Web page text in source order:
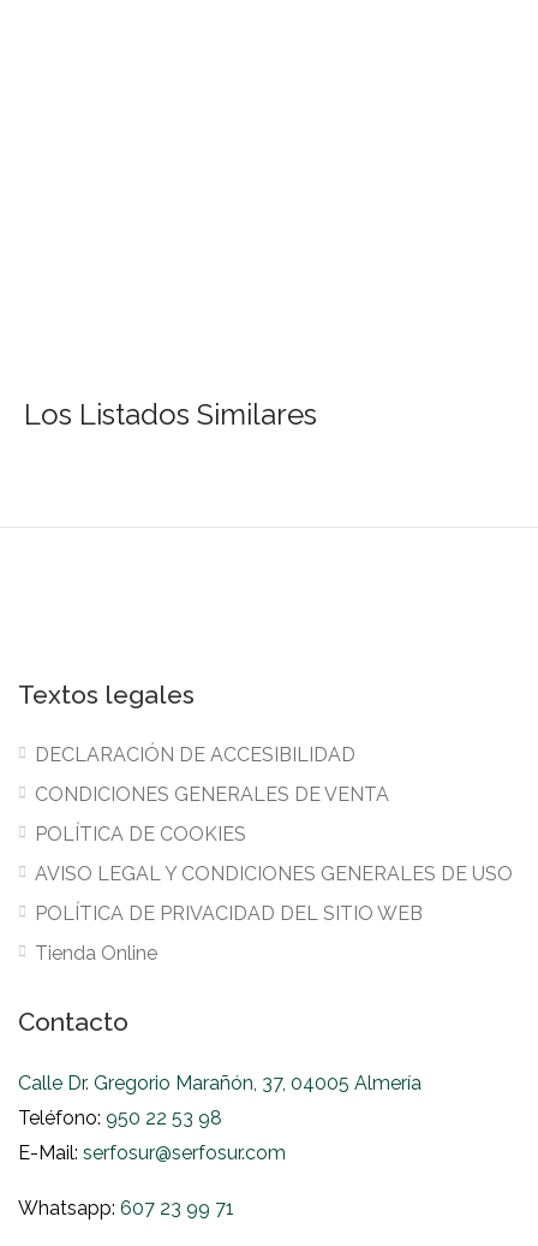
Los Listados Similares
Textos legales
DECLARACIÓN DE ACCESIBILIDAD
CONDICIONES GENERALES DE VENTA
POLÍTICA DE COOKIES
AVISO LEGAL Y CONDICIONES GENERALES DE USO
POLÍTICA DE PRIVACIDAD DEL SITIO WEB
Tienda Online
Contacto
Calle Dr. Gregorio Marañón, 37, 04005 Almería
Teléfono: 950 22 53 98
E-Mail: serfosur@serfosur.com
Whatsapp: 607 23 99 71